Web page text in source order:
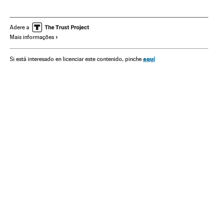
Ministério Saúde México
Adere a
Mais informações
Si está interesado en licenciar este contenido, pinche aquí